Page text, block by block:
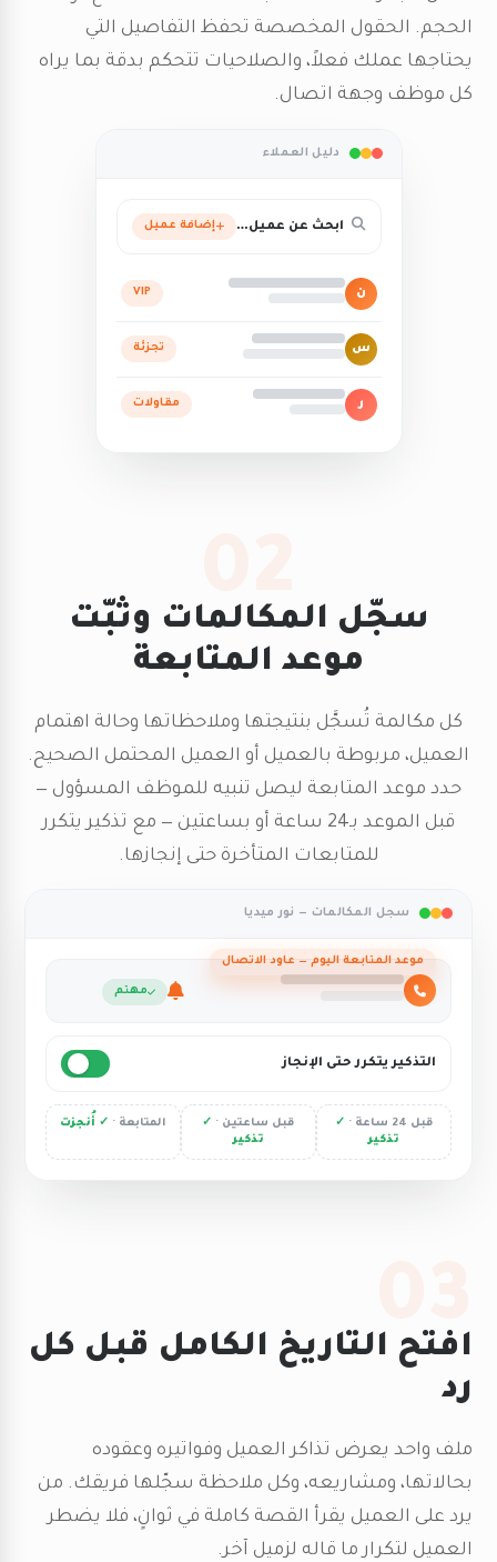
الحجم. الحقول المخصصة تحفظ التفاصيل التي
يحتاجها عملك فعلاً، والصلاحيات تتحكم بدقة بما يراه
كل موظف وجهة اتصال.
دليل العملاء
ابحث عن عميل… إضافة عميل
ن VIP
س تجزئة
ر مقاولات
سجّل المكالمات وثبّت
موعد المتابعة
كل مكالمة تُسجَّل بنتيجتها وملاحظاتها وحالة اهتمام
العميل، مربوطة بالعميل أو العميل المحتمل الصحيح.
حدد موعد المتابعة ليصل تنبيه للموظف المسؤول —
قبل الموعد بـ24 ساعة أو بساعتين — مع تذكير يتكرر
للمتابعات المتأخرة حتى إنجازها.
سجل المكالمات — نور ميديا
مهتم
التذكير يتكرر حتى الإنجاز
قبل 24 ساعة ·
✓
تذكير
قبل ساعتين · ✓
تذكير
المتابعة · ✓ أُنجزت
03
افتح التاريخ الكامل قبل كل
رد
ملف واحد يعرض تذاكر العميل وفواتيره وعقوده
بحالاتها، ومشاريعه، وكل ملاحظة سجّلها فريقك. من
يرد على العميل يقرأ القصة كاملة في ثوانٍ، فلا يضطر
العميل لتكرار ما قاله لزميل آخر.